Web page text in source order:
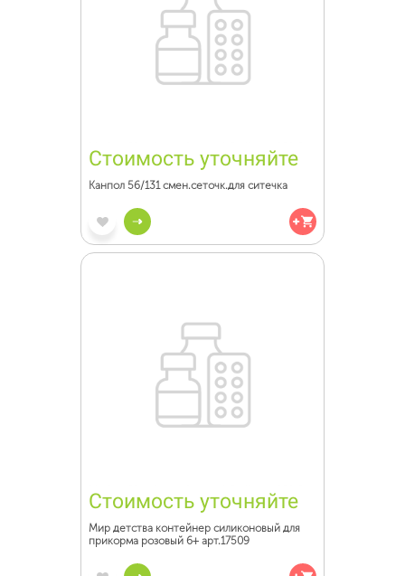
Стоимость уточняйте
Канпол 56/131 смен.сеточк.для ситечка
Стоимость уточняйте
Мир детства контейнер силиконовый для
прикорма розовый 6+ арт.17509